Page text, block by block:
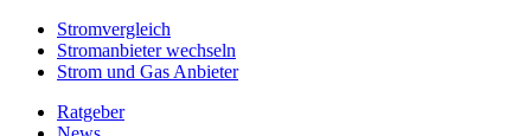
Stromvergleich
Stromanbieter wechseln
Strom und Gas Anbieter
Ratgeber